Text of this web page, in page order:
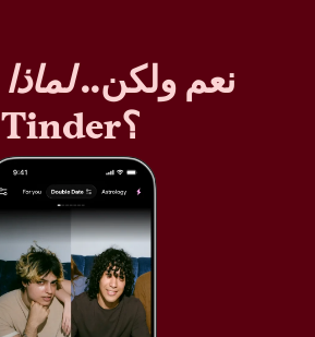
نعم ولكن..لماذا
Tinder؟